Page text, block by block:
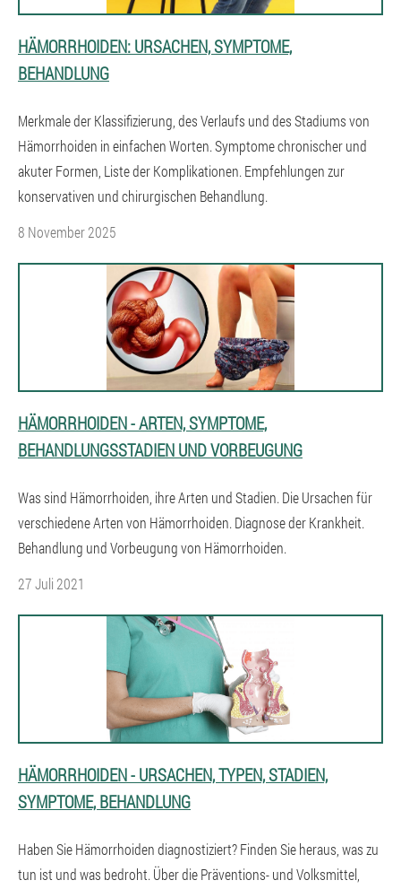
HÄMORRHOIDEN: URSACHEN, SYMPTOME,
BEHANDLUNG
Merkmale der Klassifizierung, des Verlaufs und des Stadiums von
Hämorrhoiden in einfachen Worten. Symptome chronischer und
akuter Formen, Liste der Komplikationen. Empfehlungen zur
konservativen und chirurgischen Behandlung.
8 November 2025
HÄMORRHOIDEN - ARTEN, SYMPTOME,
BEHANDLUNGSSTADIEN UND VORBEUGUNG
Was sind Hämorrhoiden, ihre Arten und Stadien. Die Ursachen für
verschiedene Arten von Hämorrhoiden. Diagnose der Krankheit.
Behandlung und Vorbeugung von Hämorrhoiden.
27 Juli 2021
HÄMORRHOIDEN - URSACHEN, TYPEN, STADIEN,
SYMPTOME, BEHANDLUNG
Haben Sie Hämorrhoiden diagnostiziert? Finden Sie heraus, was zu
tun ist und was bedroht. Über die Präventions- und Volksmittel,